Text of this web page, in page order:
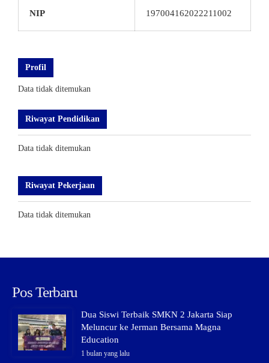
NIP 197004162022211002
Profil
Data tidak ditemukan
Riwayat Pendidikan
Data tidak ditemukan
Riwayat Pekerjaan
Data tidak ditemukan
Pos Terbaru
Dua Siswi Terbaik SMKN 2 Jakarta Siap
Meluncur ke Jerman Bersama Magna
Education
1 bulan yang lalu